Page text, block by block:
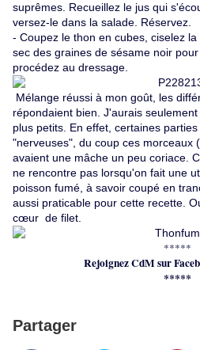
suprêmes. Recueillez le jus qui
versez-le dans la salade. Réservez.
- Coupez le thon en cubes, ciselez la
sec des graines de sésame noir
procédez au dressage.
Mélange réussi à mon goût, les
répondaient bien. J'aurais
plus petits. En effet, certaines
"nerveuses", du coup ces morceaux (
avaient une mâche un peu coriace.
ne rencontre pas lorsqu'on fait une
poisson fumé, à savoir coupé en
aussi praticable pour cette recette.
cœur de filet.
*****
Rejoignez CdM sur
*****
Partager